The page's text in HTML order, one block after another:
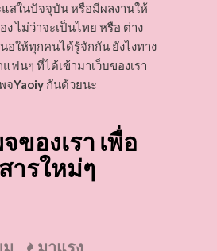
สในปัจจุบัน หรือมีผลงานให้
ไม่ว่าจะเป็นไทย หรือ ต่าง
อให้ทุกคนได้รู้จักกัน ยังไงทาง
ฟนๆ ที่ได้เข้ามาเว็บของเรา
จYaoiyกันด้วยนะ
ของเรา เพื่อ
ารใหม่ๆ